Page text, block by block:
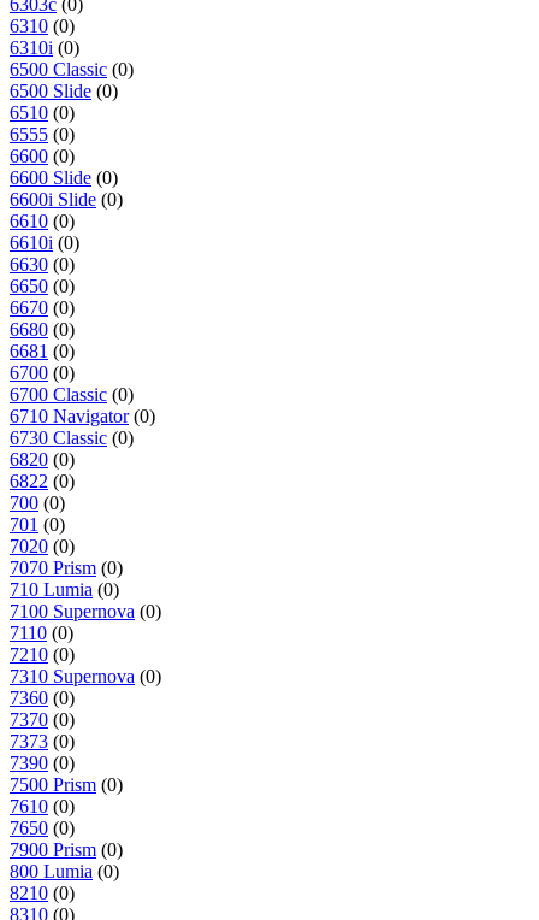
6303c (0)
6310 (0)
6310i (0)
6500 Classic (0)
6500 Slide (0)
6510 (0)
6555 (0)
6600 (0)
6600 Slide (0)
6600i Slide (0)
6610 (0)
6610i (0)
6630 (0)
6650 (0)
6670 (0)
6680 (0)
6681 (0)
6700 (0)
6700 Classic (0)
6710 Navigator(0)
6730 Classic (0)
6820 (0)
6822 (0)
700 (0)
701 (0)
7020 (0)
7070 Prism (0)
710 Lumia (0)
7100 Supernova (0)
7110 (0)
7210 (0)
7310 Supernova (0)
7360 (0)
7370 (0)
7373 (0)
7390 (0)
7500 Prism (0)
7610 (0)
7650 (0)
7900 Prism (0)
800 Lumia (0)
8210 (0)
8310 (0)